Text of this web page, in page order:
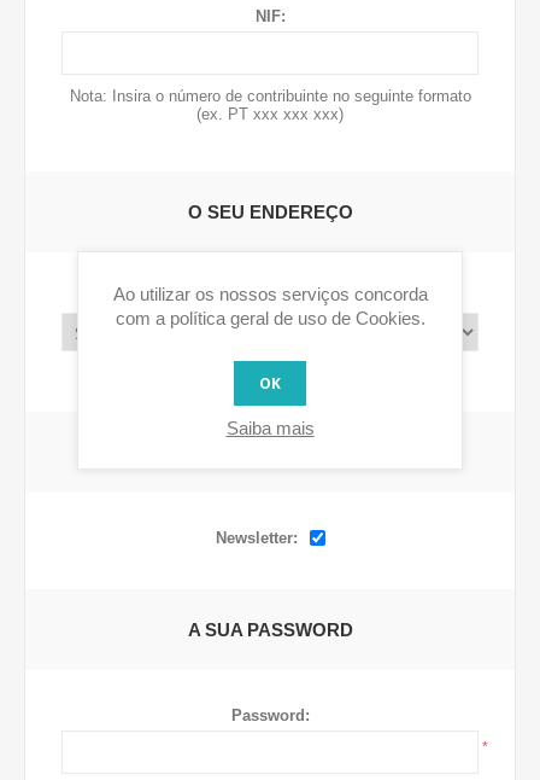
NIF:
Nota: Insira o número de contribuinte no seguinte formato
(ex. PT xxx xxx xxx)
O SEU ENDEREÇO
País:
Newsletter:
A SUA PASSWORD
Password:
*
Ao utilizar os nossos serviços concorda
com a política geral de uso de Cookies.
OK
Saiba mais